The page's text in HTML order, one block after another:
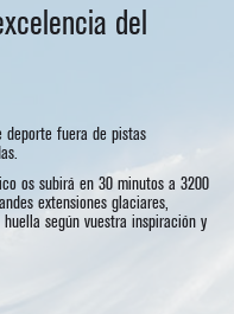
del
fuera de pistas
os subirá en 30 minutos a 3200
extensiones glaciares,
según vuestra inspiración y